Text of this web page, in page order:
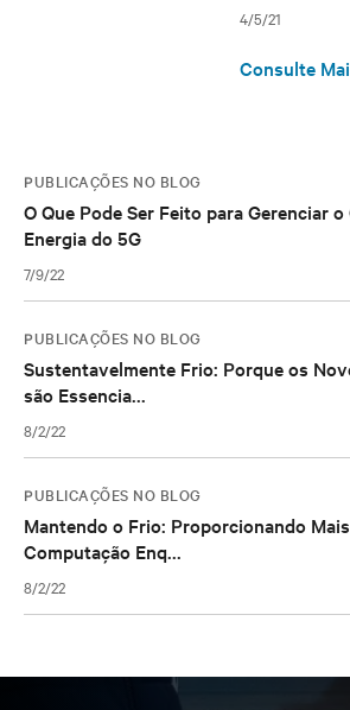
4/5/21
Consulte
PUBLICAÇÕES NO BLOG
O Que Pode Ser Feito para Gerenciar
Energia do 5G
7/9/22
PUBLICAÇÕES NO BLOG
Sustentavelmente Frio: Porque os
são Essencia...
8/2/22
PUBLICAÇÕES NO BLOG
Mantendo o Frio: Proporcionando
Computação Enq...
8/2/22